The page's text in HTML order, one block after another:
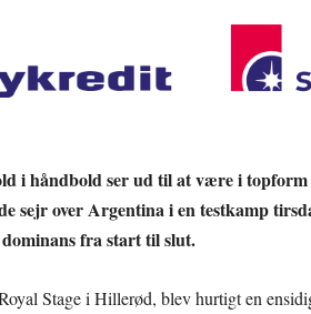
i håndbold ser ud til at være i
sejr over Argentina i en testkamp
fra start til slut.
Stage i Hillerød, blev hurtigt en